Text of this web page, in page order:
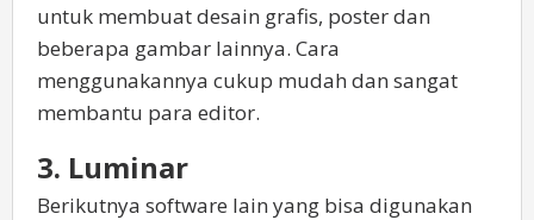
untuk membuat desain grafis, poster dan
beberapa gambar lainnya. Cara
menggunakannya cukup mudah dan sangat
membantu para editor.
3. Luminar
Berikutnya software lain yang bisa digunakan